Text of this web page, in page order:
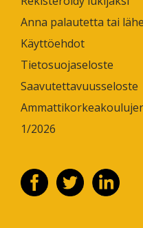
Anna palautetta tai
Käyttöehdot
Tietosuojaseloste
Saavutettavuusseloste
1/2026